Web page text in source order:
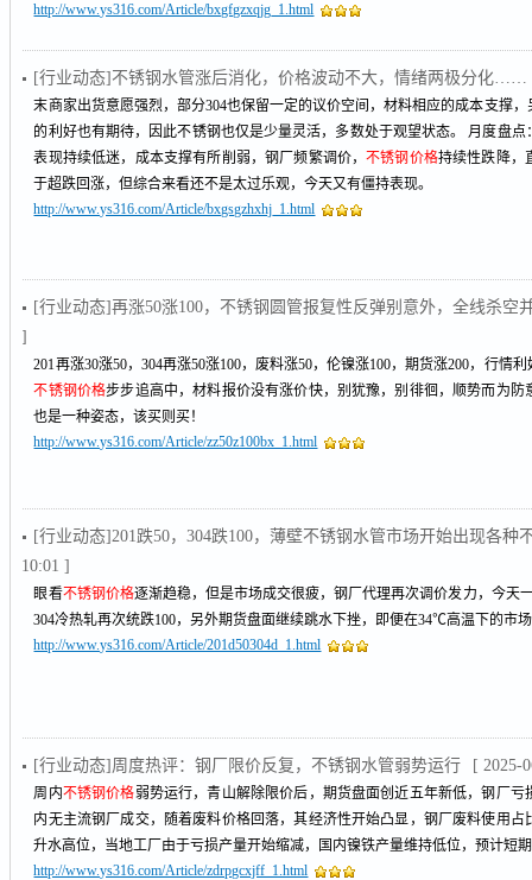
http://www.ys316.com/Article/bxgfgzxqjg_1.html
[行业动态]不锈钢水管涨后消化，价格波动不大，情绪两极分化……
末商家出货意愿强烈，部分304也保留一定的议价空间，材料相应的成本支撑
的利好也有期待，因此不锈钢也仅是少量灵活，多数处于观望状态。 月度盘
表现持续低迷，成本支撑有所削弱，钢厂频繁调价，不锈钢价格持续性跌降，
于超跌回涨，但综合来看还不是太过乐观，今天又有僵持表现。
http://www.ys316.com/Article/bxgsgzhxhj_1.html
[行业动态]再涨50涨100，不锈钢圆管报复性反弹别意外，全线杀空
]
201再涨30涨50，304再涨50涨100，废料涨50，伦镍涨100，期货涨200，行情
不锈钢价格步步追高中，材料报价没有涨价快，别犹豫，别徘徊，顺势而为
也是一种姿态，该买则买！
http://www.ys316.com/Article/zz50z100bx_1.html
[行业动态]201跌50，304跌100，薄壁不锈钢水管市场开始出现各种
10:01 ]
眼看不锈钢价格逐渐趋稳，但是市场成交很疲，钢厂代理再次调价发力，今天
304冷热轧再次统跌100，另外期货盘面继续跳水下挫，即便在34℃高温下的市
http://www.ys316.com/Article/201d50304d_1.html
[行业动态]周度热评：钢厂限价反复，不锈钢水管弱势运行 [ 2025-
周内不锈钢价格弱势运行，青山解除限价后，期货盘面创近五年新低，钢厂
内无主流钢厂成交，随着废料价格回落，其经济性开始凸显，钢厂废料使用
升水高位，当地工厂由于亏损产量开始缩减，国内镍铁产量维持低位，预计短
http://www.ys316.com/Article/zdrpgcxjff_1.html